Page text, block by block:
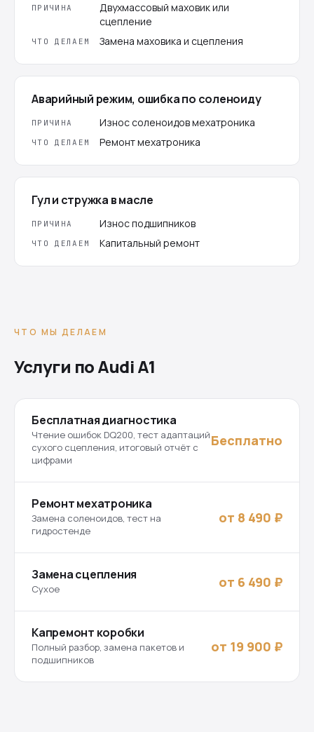
ПРИЧИНА
Двухмассовый маховик или
сцепление
ЧТО ДЕЛАЕМ Замена маховика и сцепления
Аварийный режим, ошибка по соленоиду
ПРИЧИНА Износ соленоидов мехатроника
ЧТО ДЕЛАЕМ Ремонт мехатроника
Гул и стружка в масле
ПРИЧИНА Износ подшипников
ЧТО ДЕЛАЕМ Капитальный ремонт
ЧТО МЫ ДЕЛАЕМ
Услуги по Audi A1
Бесплатная диагностика
Чтение ошибок DQ200, тест адаптаций
сухого сцепления, итоговый отчёт с
цифрами
Бесплатно
Ремонт мехатроника
Замена соленоидов, тест на
гидростенде
от 8 490 ₽
Замена сцепления
Сухое от 6 490 ₽
Капремонт коробки
Полный разбор, замена пакетов и
подшипников
от 19 900 ₽